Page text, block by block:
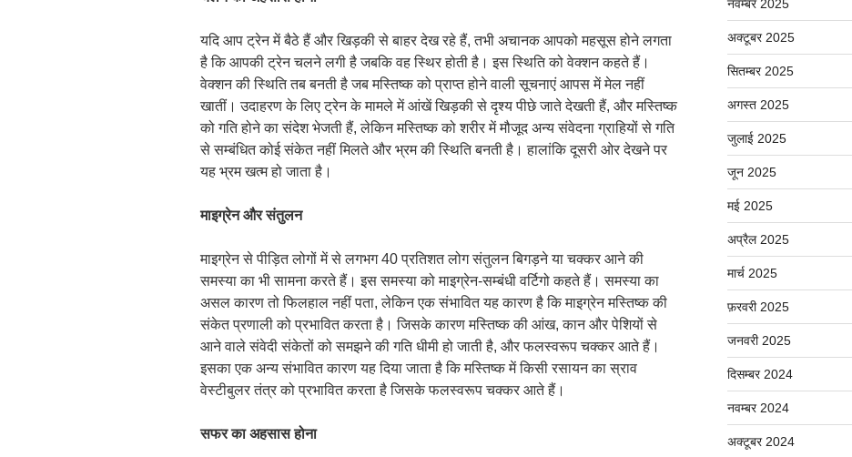
यदि आप ट्रेन में बैठे हैं और खिड़की से बाहर देख रहे हैं, तभी अचानक आपको महसूस होने लगता
है कि आपकी ट्रेन चलने लगी है जबकि वह स्थिर होती है। इस स्थिति को वेक्शन कहते हैं।
वेक्शन की स्थिति तब बनती है जब मस्तिष्क को प्राप्त होने वाली सूचनाएं आपस में मेल नहीं
खातीं। उदाहरण के लिए ट्रेन के मामले में आंखें खिड़की से दृश्य पीछे जाते देखती हैं, और मस्तिष्क
को गति होने का संदेश भेजती हैं, लेकिन मस्तिष्क को शरीर में मौजूद अन्य संवेदना ग्राहियों से गति
से सम्बंधित कोई संकेत नहीं मिलते और भ्रम की स्थिति बनती है। हालांकि दूसरी ओर देखने पर
यह भ्रम खत्म हो जाता है।
माइग्रेन और संतुलन
माइग्रेन से पीड़ित लोगों में से लगभग 40 प्रतिशत लोग संतुलन बिगड़ने या चक्कर आने की
समस्या का भी सामना करते हैं। इस समस्या को माइग्रेन-सम्बंधी वर्टिगो कहते हैं। समस्या का
असल कारण तो फिलहाल नहीं पता, लेकिन एक संभावित यह कारण है कि माइग्रेन मस्तिष्क की
संकेत प्रणाली को प्रभावित करता है। जिसके कारण मस्तिष्क की आंख, कान और पेशियों से
आने वाले संवेदी संकेतों को समझने की गति धीमी हो जाती है, और फलस्वरूप चक्कर आते हैं।
इसका एक अन्य संभावित कारण यह दिया जाता है कि मस्तिष्क में किसी रसायन का स्राव
वेस्टीबुलर तंत्र को प्रभावित करता है जिसके फलस्वरूप चक्कर आते हैं।
सफर का अहसास होना
नवम्बर 2025
अक्टूबर 2025
सितम्बर 2025
अगस्त 2025
जुलाई 2025
जून 2025
मई 2025
अप्रैल 2025
मार्च 2025
फ़रवरी 2025
जनवरी 2025
दिसम्बर 2024
नवम्बर 2024
अक्टूबर 2024